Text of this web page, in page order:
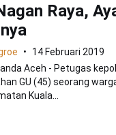
Raya,
14 Februari 2019
Aceh - Petugas
GU (45) seorang
Kuala...